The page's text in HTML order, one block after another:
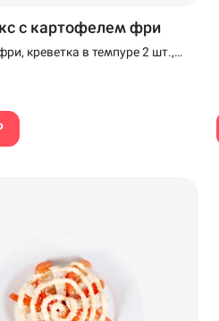
с картофелем фри
креветка в темпуре 2 шт.,
Айсберг, соус Унаги, кунжут